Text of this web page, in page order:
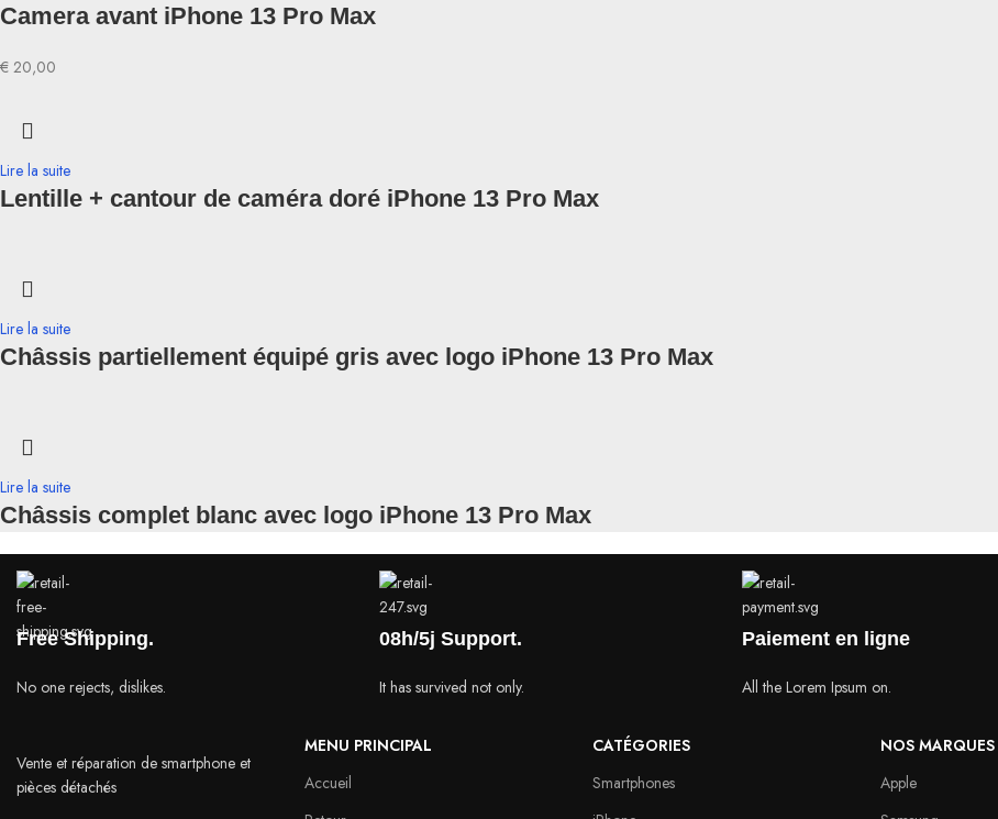
Camera avant iPhone 13 Pro Max
€ 20,00
Lire la suite
Lentille + cantour de caméra doré iPhone 13 Pro Max
Lire la suite
Châssis partiellement équipé gris avec logo iPhone 13 Pro Max
Lire la suite
Châssis complet blanc avec logo iPhone 13 Pro Max
Free Shipping.
No one rejects, dislikes.
08h/5j Support.
It has survived not only.
Paiement en ligne
All the Lorem Ipsum on.
Vente et réparation de smartphone et
pièces détachés
MENU PRINCIPAL
Accueil
CATÉGORIES
Smartphones
NOS MARQUES
Apple